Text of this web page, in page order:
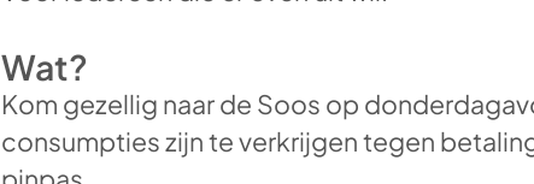
Wat?
Kom gezellig naar de Soos op
consumpties zijn te verkrijgen tegen